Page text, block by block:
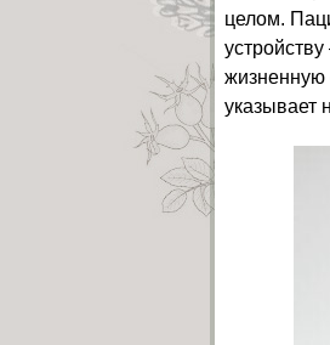
целом.
жизненную
указывает